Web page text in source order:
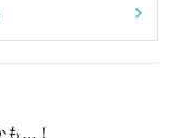
も…！